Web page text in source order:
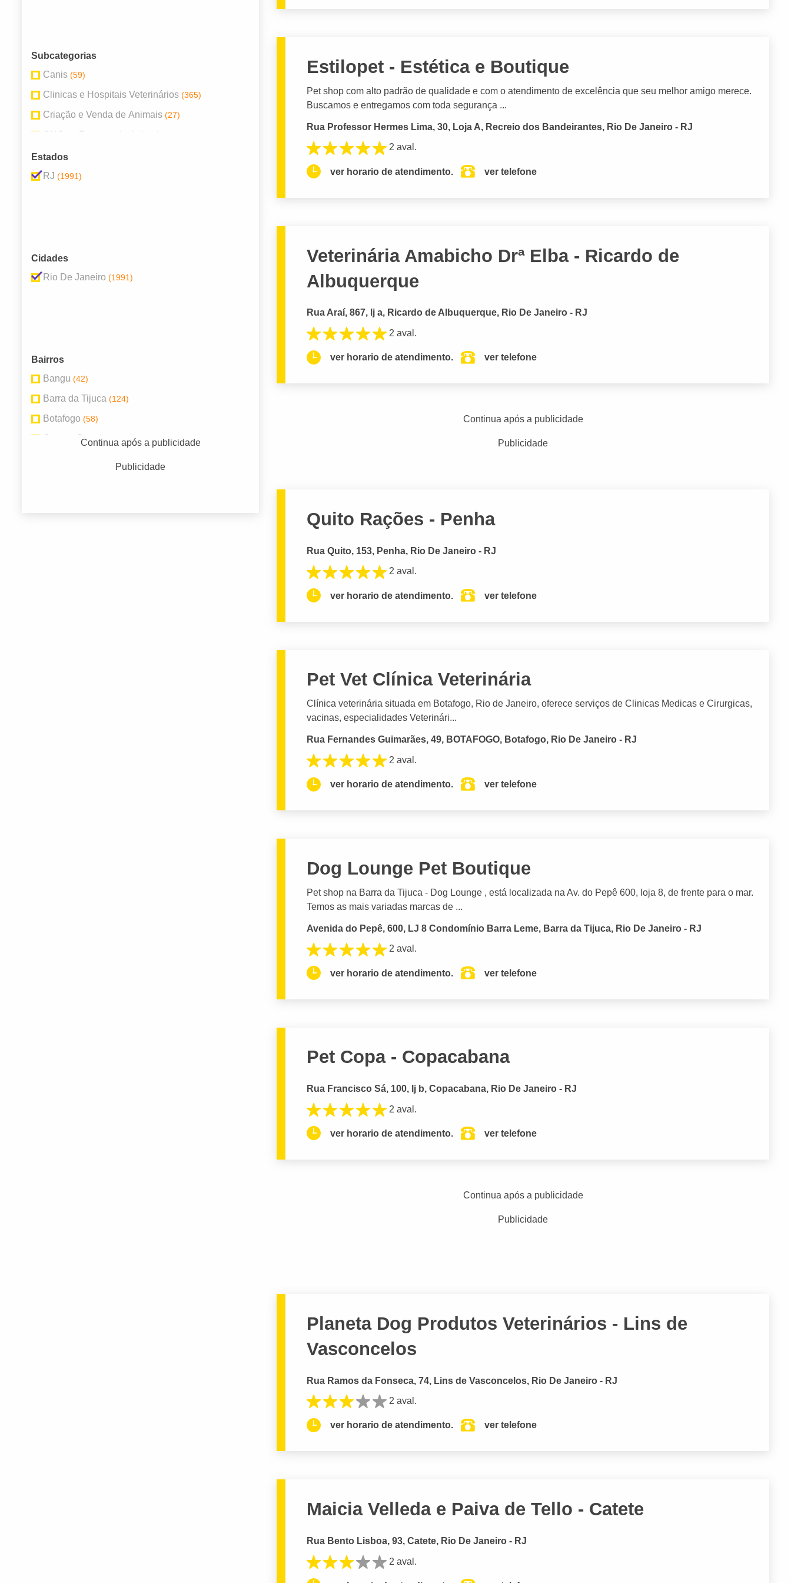
Subcategorias
Canis (59)
Clinicas e Hospitais Veterinários (365)
Criação e Venda de Animais (27)
ONGs e Resgate de Animais
Pet Shops
Produtos Veterinários
Estados
RJ (1991)
Cidades
Rio De Janeiro (1991)
Bairros
Bangu (42)
Barra da Tijuca (124)
Botafogo (58)
Campo Grande(80)
Continua após a publicidade
Publicidade
Estilopet - Estética e Boutique
Pet shop com alto padrão de qualidade e com o atendimento de excelência que seu melhor amigo merece.
Buscamos e entregamos com toda segurança ...
Rua Professor Hermes Lima, 30, Loja A, Recreio dos Bandeirantes, Rio De Janeiro - RJ
2 aval.
ver horario de atendimento. ver telefone
Veterinária Amabicho Drª Elba - Ricardo de
Albuquerque
Rua Araí, 867, lj a, Ricardo de Albuquerque, Rio De Janeiro - RJ
2 aval.
ver horario de atendimento. ver telefone
Continua após a publicidade
Publicidade
Quito Rações - Penha
Rua Quito, 153, Penha, Rio De Janeiro - RJ
2 aval.
ver horario de atendimento. ver telefone
Pet Vet Clínica Veterinária
Clínica veterinária situada em Botafogo, Rio de Janeiro, oferece serviços de Clinicas Medicas e Cirurgicas,
vacinas, especialidades Veterinári...
Rua Fernandes Guimarães, 49, BOTAFOGO, Botafogo, Rio De Janeiro - RJ
2 aval.
ver horario de atendimento. ver telefone
Dog Lounge Pet Boutique
Pet shop na Barra da Tijuca - Dog Lounge , está localizada na Av. do Pepê 600, loja 8, de frente para o mar.
Temos as mais variadas marcas de ...
Avenida do Pepê, 600, LJ 8 Condomínio Barra Leme, Barra da Tijuca, Rio De Janeiro - RJ
2 aval.
ver horario de atendimento. ver telefone
Pet Copa - Copacabana
Rua Francisco Sá, 100, lj b, Copacabana, Rio De Janeiro - RJ
2 aval.
ver horario de atendimento. ver telefone
Continua após a publicidade
Publicidade
Planeta Dog Produtos Veterinários - Lins de
Vasconcelos
Rua Ramos da Fonseca, 74, Lins de Vasconcelos, Rio De Janeiro - RJ
2 aval.
ver horario de atendimento. ver telefone
Maicia Velleda e Paiva de Tello - Catete
Rua Bento Lisboa, 93, Catete, Rio De Janeiro - RJ
2 aval.